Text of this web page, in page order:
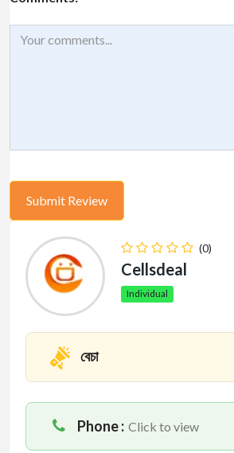
(0)
Cellsdeal
Individual
বেচা
Phone : Click to view